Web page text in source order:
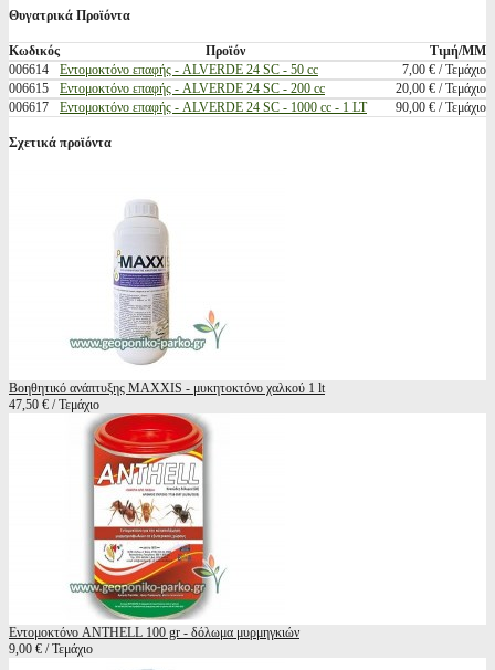
Θυγατρικά Προϊόντα
Κωδικός Προϊόν
Τιμή/ΜΜ
006614
Εντομοκτόνο επαφής - ALVERDE 24 SC - 50 cc
7,00 € / Τεμάχιο
006615
Εντομοκτόνο επαφής - ALVERDE 24 SC - 200 cc
20,00 € / Τεμάχιο
006617
Εντομοκτόνο επαφής - ALVERDE 24 SC - 1000 cc - 1 LT 90,00 € / Τεμάχιο
Σχετικά προϊόντα
Βοηθητικό ανάπτυξης MAXXIS - μυκητοκτόνο χαλκού 1 lt
47,50 € / Τεμάχιο
Εντομοκτόνο ANTHELL 100 gr - δόλωμα μυρμηγκιών
9,00 € / Τεμάχιο